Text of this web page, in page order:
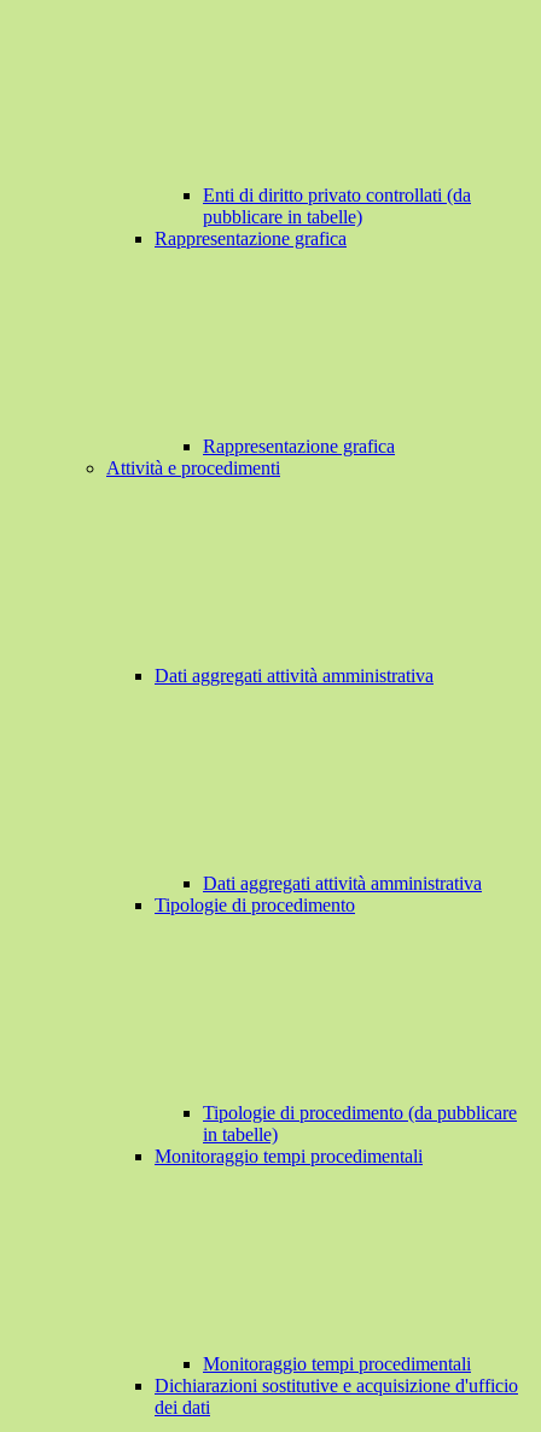
Enti di diritto privato controllati (da
pubblicare in tabelle)
Rappresentazione grafica
Rappresentazione grafica
Attività e procedimenti
Dati aggregati attività amministrativa
Dati aggregati attività amministrativa
Tipologie di procedimento
Tipologie di procedimento (da pubblicare
in tabelle)
Monitoraggio tempi procedimentali
Monitoraggio tempi procedimentali
Dichiarazioni sostitutive e acquisizione d'ufficio
dei dati